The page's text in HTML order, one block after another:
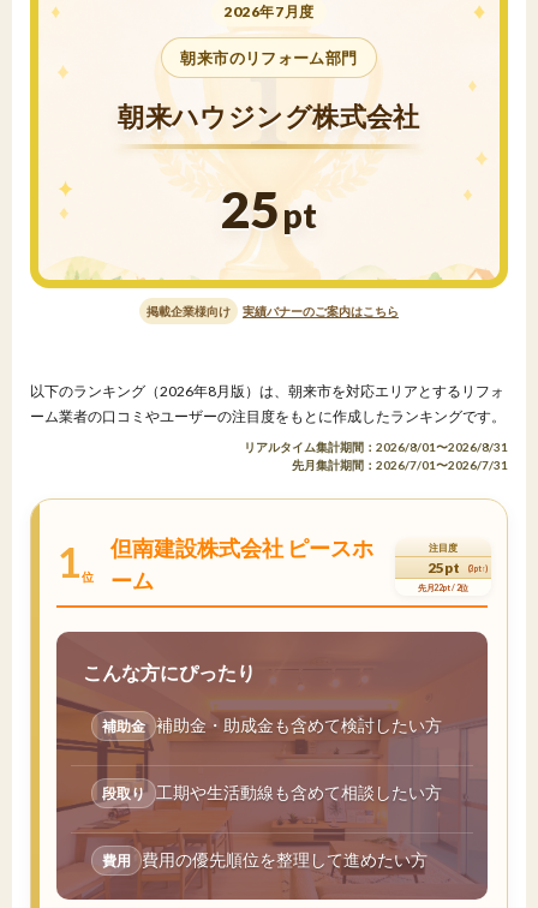
2026年7月度
朝来市のリフォーム部門
朝来ハウジング株式会社
25pt
掲載企業様向け 実績バナーのご案内はこちら
以下のランキング（2026年8月版）は、朝来市を対応エリアとするリフォ
ーム業者の口コミやユーザーの注目度をもとに作成したランキングです。
リアルタイム集計期間：2026/8/01〜2026/8/31
先月集計期間：2026/7/01〜2026/7/31
1位
但南建設株式会社 ピースホ
ーム
注目度
25pt (3pt↑)
先月22pt / 2位
こんな方にぴったり
補助金 補助金・助成金も含めて検討したい方
段取り 工期や生活動線も含めて相談したい方
費用 費用の優先順位を整理して進めたい方